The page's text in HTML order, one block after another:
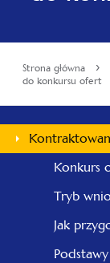
Strona główna ›
do konkursu ofert
Konkurs
Tryb
Jak